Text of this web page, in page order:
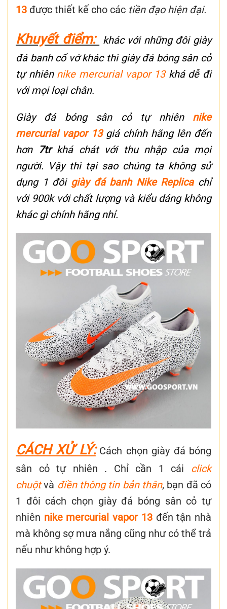
13 được thiết kế cho các tiền đạo hiện đại.
Khuyết điểm: khác với những đôi giày
đá banh cổ vớ khác thì giày đá bóng sân cỏ
tự nhiên nike mercurial vapor 13 khá dễ đi
với mọi loại chân.
Giày đá bóng sân cỏ tự nhiên
nike
mercurial vapor 13giá chính hãng lên đến
hơn
7tr khá chát với thu nhập của mọi
người. Vậy thì tại sao chúng ta không sử
dụng 1 đôi giày đá banh Nike Replicachỉ
với 900k với chất lượng và kiểu dáng không
khác gì chính hãng nhỉ.
CÁCH XỬ LÝ:Cách chọn giày đá bóng
sân cỏ tự nhiên . Chỉ cần 1 cái click
chuộtvà điền thông tin bản thân, bạn đã có
1 đôi cách chọn giày đá bóng sân cỏ tự
nhiên nike mercurial vapor 13đến tận nhà
mà không sợ mưa nắng cũng như có thể trả
nếu như không hợp ý.